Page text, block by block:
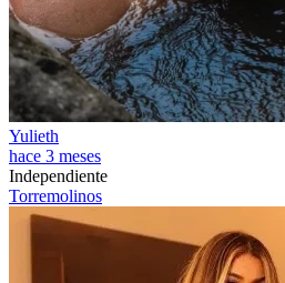
Yulieth
hace 3 meses
Independiente
Torremolinos